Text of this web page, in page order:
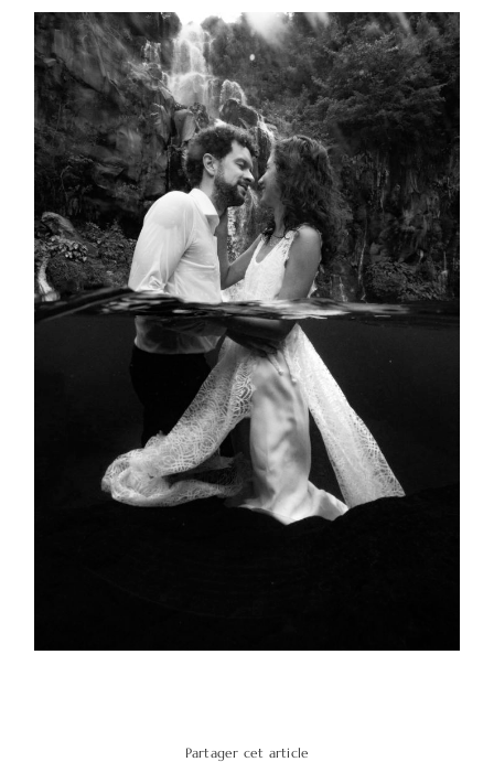
Partager cet article